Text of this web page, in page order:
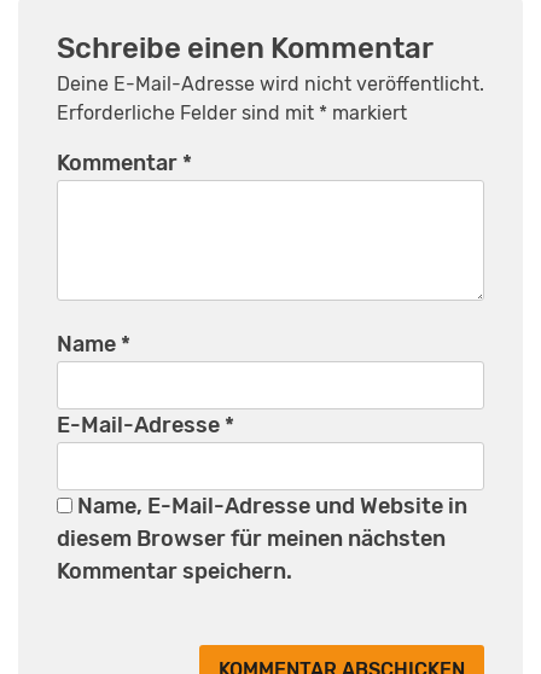
Schreibe einen Kommentar
Deine E-Mail-Adresse wird nicht veröffentlicht.
Erforderliche Felder sind mit * markiert
Kommentar *
Name *
E-Mail-Adresse *
Name, E-Mail-Adresse und Website in
diesem Browser für meinen nächsten
Kommentar speichern.